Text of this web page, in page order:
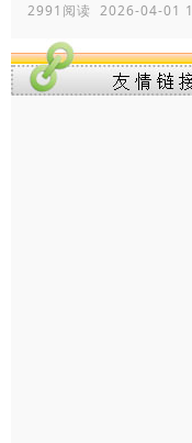
2991阅读 2026-04-01